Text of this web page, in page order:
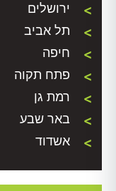
ירושלים
תל אביב
חיפה
פתח תקוה
רמת גן
באר שבע
אשדוד